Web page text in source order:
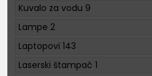
Kuvalo za vodu 9
Lampe 2
Laptopovi 143
Laserski štampač 1